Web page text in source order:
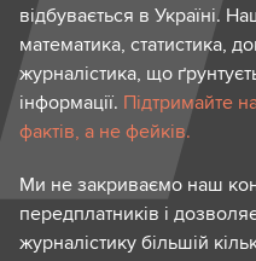
відбувається в Україні.
математика, статистика,
журналістика, що
інформації. Підтримайте
фактів, а не фейків.
Ми не закриваємо наш
передплатників і
журналістику більшій